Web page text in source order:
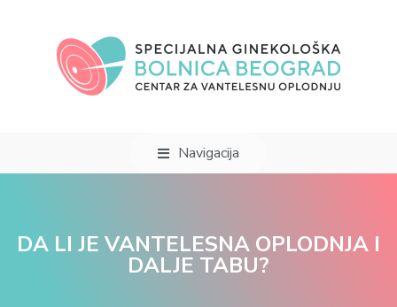
Navigacija
DA LI JE VANTELESNA OPLODNJA I
DALJE TABU?